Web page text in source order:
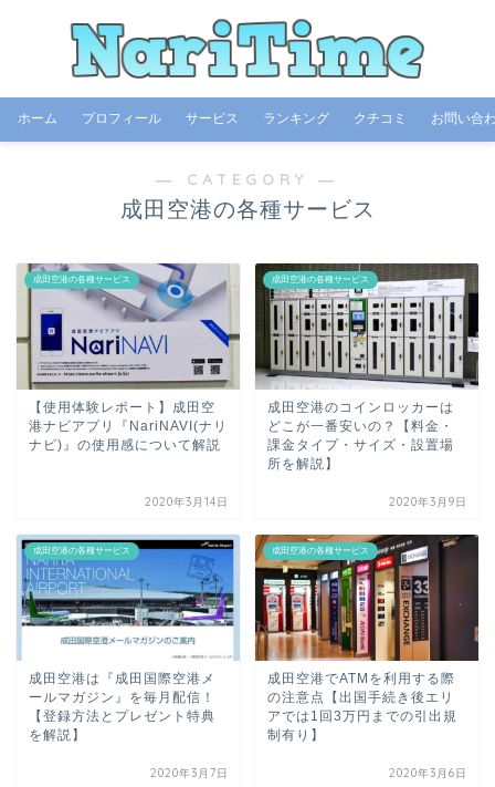
ホーム プロフィール サービス ランキング クチコミ お問い合
― CATEGORY ―
成田空港の各種サービス
成田空港の各種サービス
【使用体験レポート】成田空
港ナビアプリ『NariNAVI(ナリ
ナビ)』の使用感について解説
2020年3月14日
成田空港の各種サービス
成田空港のコインロッカーは
どこが一番安いの？【料金・
課金タイプ・サイズ・設置場
所を解説】
2020年3月9日
成田空港の各種サービス
成田空港は『成田国際空港メ
ールマガジン』を毎月配信！
【登録方法とプレゼント特典
を解説】
2020年3月7日
成田空港の各種サービス
成田空港でATMを利用する際
の注意点【出国手続き後エリ
アでは1回3万円までの引出規
制有り】
2020年3月6日